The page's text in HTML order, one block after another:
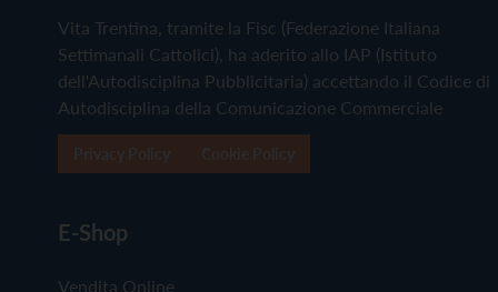
Vita Trentina, tramite la Fisc (Federazione Italiana
Settimanali Cattolici), ha aderito allo IAP (Istituto
dell'Autodisciplina Pubblicitaria) accettando il Codice di
Autodisciplina della Comunicazione Commerciale
E-Shop
Vendita Online